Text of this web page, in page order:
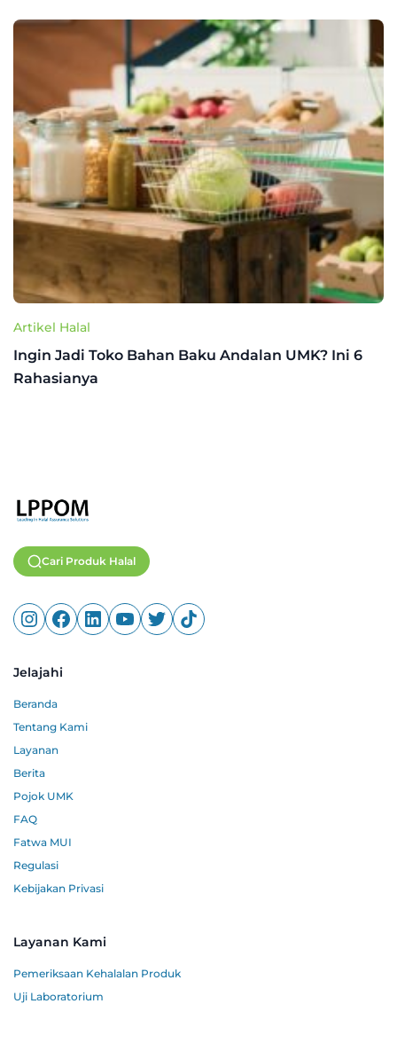
Artikel Halal
Ingin Jadi Toko Bahan Baku Andalan UMK? Ini 6
Rahasianya
Cari Produk Halal
Jelajahi
Beranda
Tentang Kami
Layanan
Berita
Pojok UMK
FAQ
Fatwa MUI
Regulasi
Kebijakan Privasi
Layanan Kami
Pemeriksaan Kehalalan Produk
Uji Laboratorium